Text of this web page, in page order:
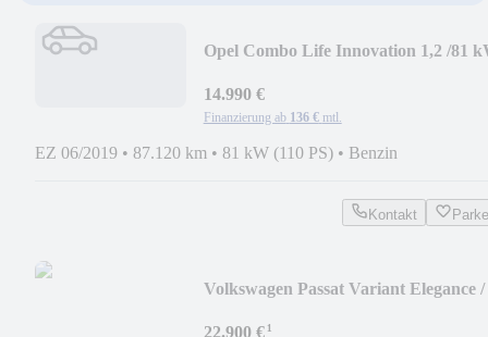
Opel Combo Life Innovation 1,2 /81
14.990 €
Finanzierung ab 136 € mtl.
EZ 06/2019 • 87.120 km • 81 kW (110 PS) • Benzin
Kontakt
Volkswagen Passat Variant Elegance /
22.900 €¹